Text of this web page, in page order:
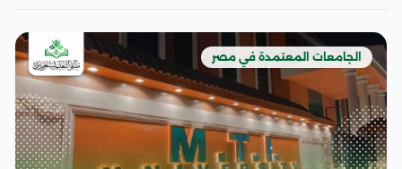
الجامعات المعتمدة في مصر